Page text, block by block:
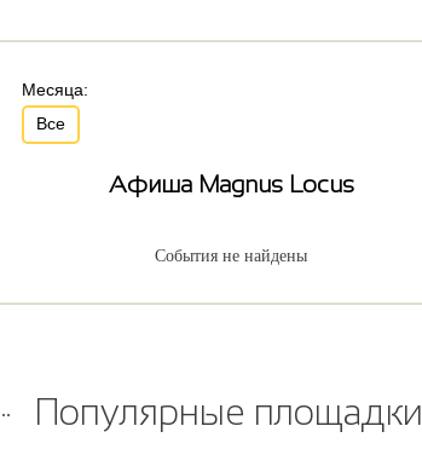
Месяца:
Все
Афиша Magnus Locus
События не найдены
Популярные площадки